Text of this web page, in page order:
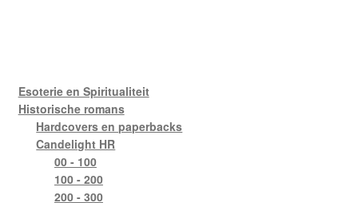
Esoterie en Spiritualiteit
Historische romans
Hardcovers en paperbacks
Candelight HR
00 - 100
100 - 200
200 - 300